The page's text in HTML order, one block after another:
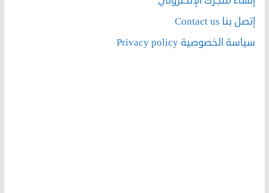
إتصل بنا Contact us
سياسة الخصوصية Privacy policy